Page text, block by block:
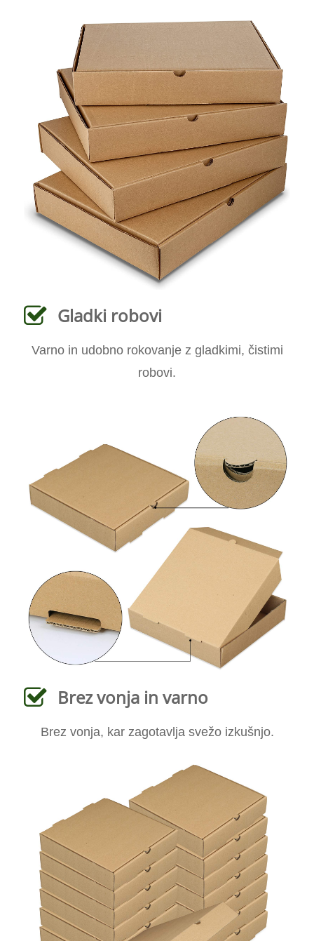
Gladki robovi
Varno in udobno rokovanje z gladkimi, čistimi
robovi.
Brez vonja in varno
Brez vonja, kar zagotavlja svežo izkušnjo.